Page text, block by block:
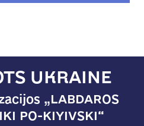
UKRAINE
„LABDAROS
PO-KIYIVSKI“